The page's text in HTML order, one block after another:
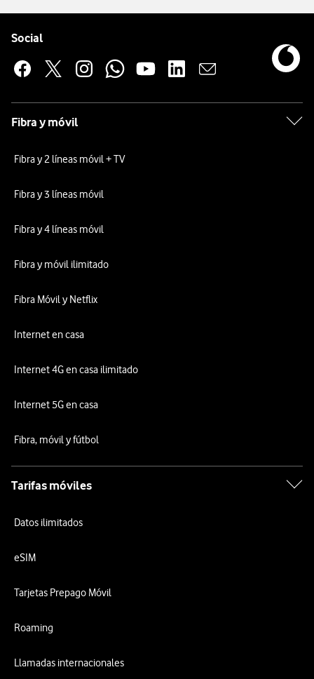
Social
Fibra y móvil
Fibra y 2 líneas móvil + TV
Fibra y 3 líneas móvil
Fibra y 4 líneas móvil
Fibra y móvil ilimitado
Fibra Móvil y Netflix
Internet en casa
Internet 4G en casa ilimitado
Internet 5G en casa
Fibra, móvil y fútbol
Tarifas móviles
Datos ilimitados
eSIM
Tarjetas Prepago Móvil
Roaming
Llamadas internacionales